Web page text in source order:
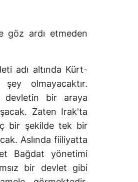
göz ardı etmeden
adı altında Kürt-
olmayacaktır.
devletin bir araya
Zaten Irak'ta
bir şekilde tek bir
Aslında fiiliyatta
Bağdat yönetimi
bir devlet gibi